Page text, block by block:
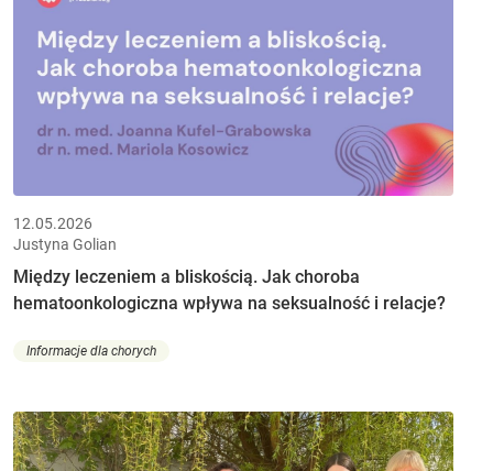
12.05.2026
Justyna Golian
Między leczeniem a bliskością. Jak choroba
hematoonkologiczna wpływa na seksualność i relacje?
Informacje dla chorych